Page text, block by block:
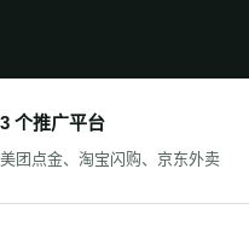
3 个推广平台
美团点金、淘宝闪购、京东外卖